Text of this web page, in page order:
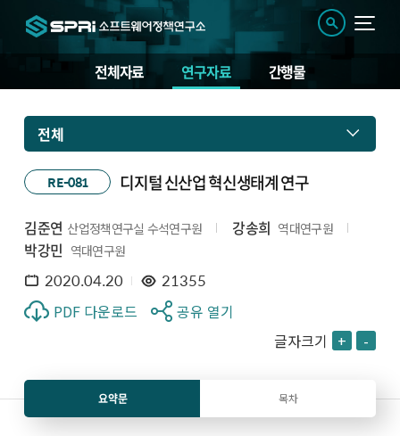
전체자료 연구자료 간행물
전체
RE-081 디지털 신산업 혁신생태계 연구
김준연 산업정책연구실 수석연구원 강송희 역대연구원
박강민 역대연구원
2020.04.20 21355
PDF 다운로드
공유 열기
글자크기 + -
요약문 목차